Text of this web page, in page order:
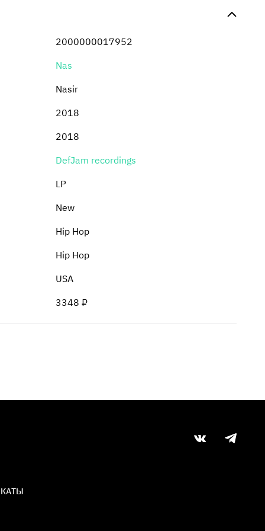
2000000017952
Nas
Nasir
2018
2018
DefJam recordings
LP
New
Hip Hop
Hip Hop
USA
3348 ₽